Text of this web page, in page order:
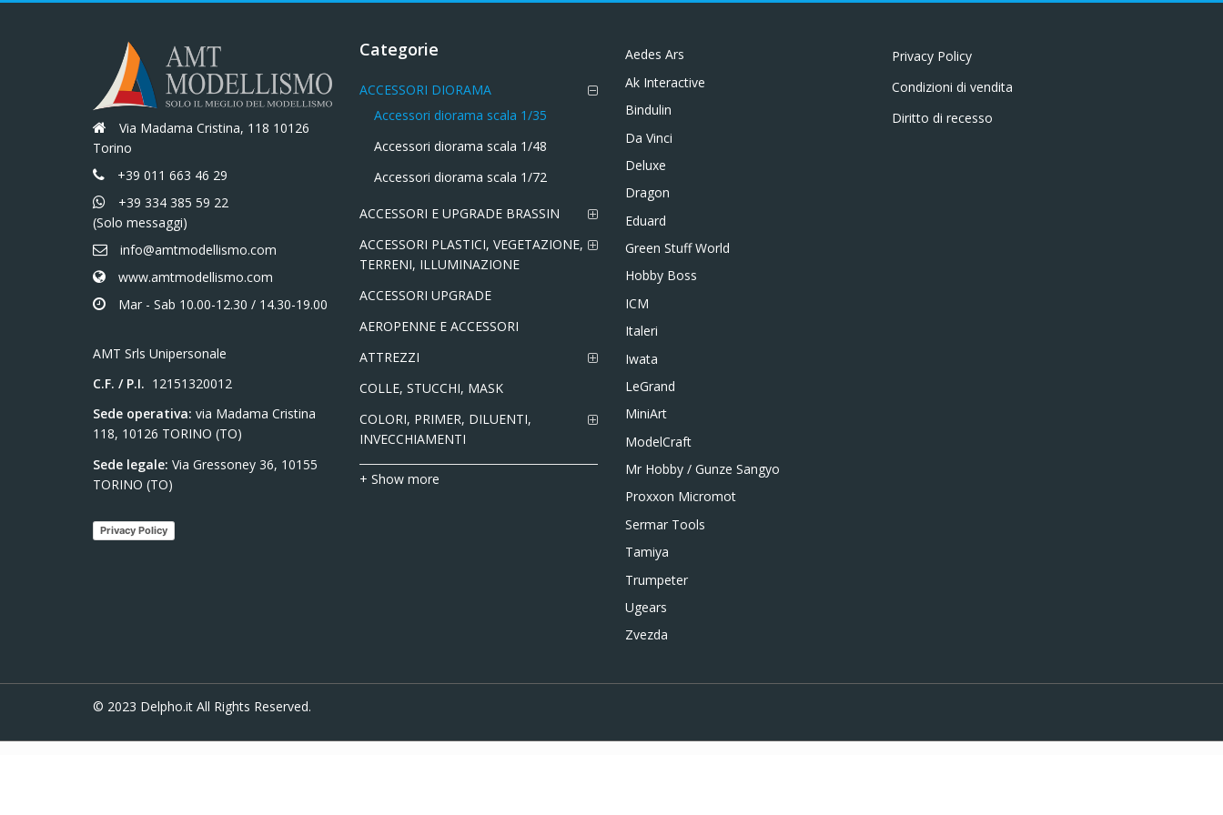
Via Madama Cristina, 118 10126
Torino
+39 011 663 46 29
+39 334 385 59 22
(Solo messaggi)
info@amtmodellismo.com
www.amtmodellismo.com
Mar - Sab 10.00-12.30 / 14.30-19.00
AMT Srls Unipersonale
C.F. / P.I. 12151320012
Sede operativa: via Madama Cristina
118, 10126 TORINO (TO)
Sede legale: Via Gressoney 36, 10155
TORINO (TO)
Privacy Policy
Categorie
ACCESSORI DIORAMA
Accessori diorama scala 1/35
Accessori diorama scala 1/48
Accessori diorama scala 1/72
ACCESSORI E UPGRADE BRASSIN
ACCESSORI PLASTICI, VEGETAZIONE,
TERRENI, ILLUMINAZIONE
ACCESSORI UPGRADE
AEROPENNE E ACCESSORI
ATTREZZI
COLLE, STUCCHI, MASK
COLORI, PRIMER, DILUENTI,
INVECCHIAMENTI
+ Show more
Aedes Ars
Ak Interactive
Bindulin
Da Vinci
Deluxe
Dragon
Eduard
Green Stuff World
Hobby Boss
ICM
Italeri
Iwata
LeGrand
MiniArt
ModelCraft
Mr Hobby / Gunze Sangyo
Proxxon Micromot
Sermar Tools
Tamiya
Trumpeter
Ugears
Zvezda
Privacy Policy
Condizioni di vendita
Diritto di recesso
© 2023 Delpho.it All Rights Reserved.